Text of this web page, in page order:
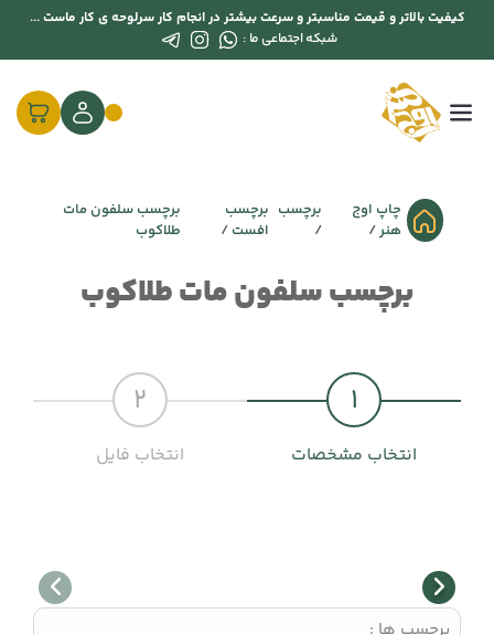
کیفیت بالاتر و قیمت مناسبتر و سرعت بیشتر در انجام کار سرلوحه ی کار ماست ...
شبکه اجتماعی ما :
چاپ اوج
هنر
برچسب برچسب
افست
برچسب سلفون مات
طلاکوب
برچسب سلفون مات طلاکوب
1
انتخاب مشخصات
2
انتخاب فایل